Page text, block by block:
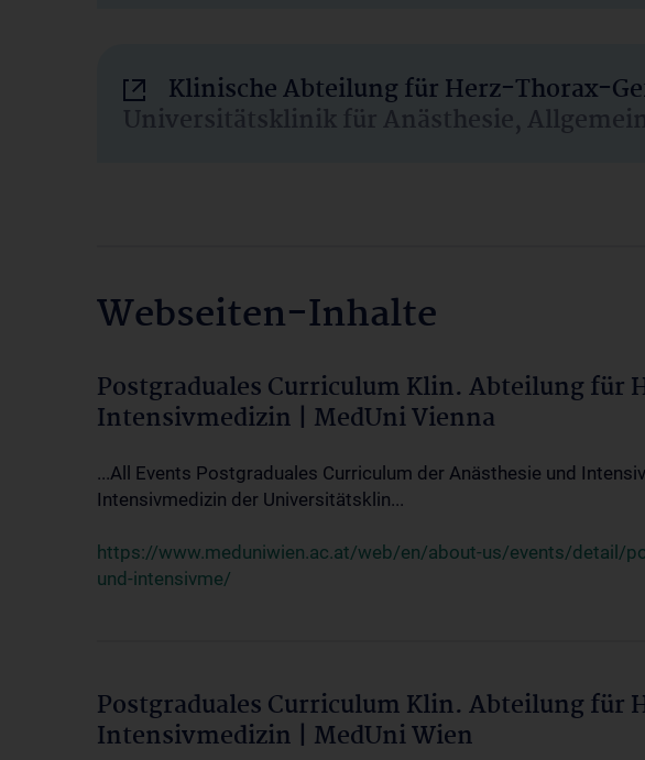
Klinische Abteilung für Herz-Thorax-
Universitätsklinik für Anästhesie,
Webseiten-Inhalte
Postgraduales Curriculum Klin. Abteilung für
Intensivmedizin | MedUni Vienna
...All Events Postgraduales Curriculum der Anästhesie und
Intensivmedizin der Universitätsklin...
https://www.meduniwien.ac.at/web/en/about-us/events/detail/
und-intensivme/
Postgraduales Curriculum Klin. Abteilung für
Intensivmedizin | MedUni Wien